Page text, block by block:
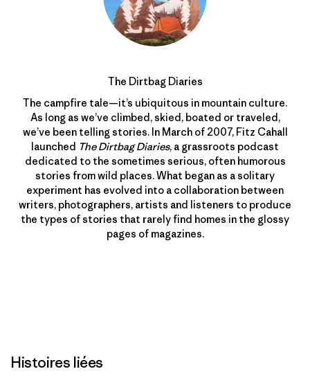
The Dirtbag Diaries
The campfire tale—it’s ubiquitous in mountain culture.
As long as we’ve climbed, skied, boated or traveled,
we’ve been telling stories. In March of 2007, Fitz Cahall
launched The Dirtbag Diaries, a grassroots podcast
dedicated to the sometimes serious, often humorous
stories from wild places. What began as a solitary
experiment has evolved into a collaboration between
writers, photographers, artists and listeners to produce
the types of stories that rarely find homes in the glossy
pages of magazines.
Histoires liées